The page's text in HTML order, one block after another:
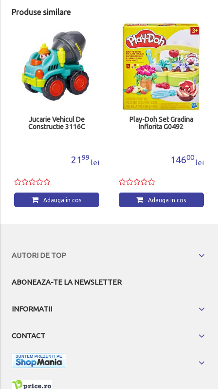
Produse similare
Jucarie Vehicul De
Constructie 3116C
2199
lei
Adauga in cos
Play-Doh Set Gradina
Inflorita G0492
14600
lei
Adauga in cos
AUTORI DE TOP
ABONEAZA-TE LA NEWSLETTER
INFORMATII
CONTACT